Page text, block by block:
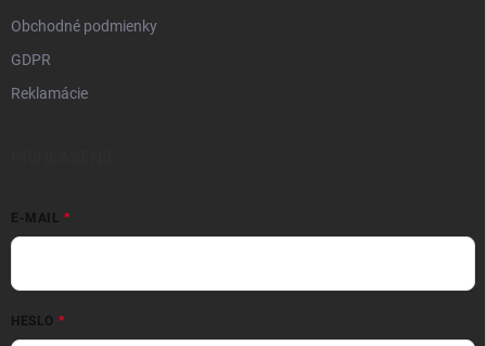
Obchodné podmienky
GDPR
Reklamácie
E-MAIL
HESLO